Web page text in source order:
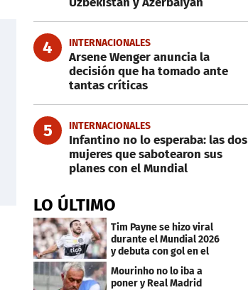
4 INTERNACIONALES
Arsene Wenger anuncia la
decisión que ha tomado ante
tantas críticas
5 INTERNACIONALES
Infantino no lo esperaba: las dos
mujeres que sabotearon sus
planes con el Mundial
LO ÚLTIMO
Tim Payne se hizo viral
durante el Mundial 2026
y debuta con gol en el
Olimpia
Mourinho no lo iba a
poner y Real Madrid